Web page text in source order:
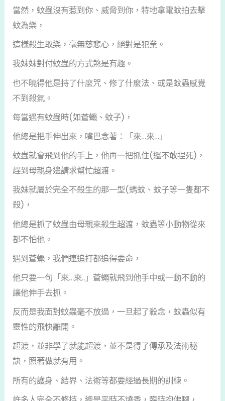
當然，蚊蟲沒有惹到你、威脅到你，特地拿電蚊拍去擊
蚊為樂，
這樣殺生取樂，毫無慈悲心，絕對是犯業。
我妹妹對付蚊蟲的方式煞是有趣。
也不曉得他是持了什麼咒、修了什麼法、或是蚊蟲感覺
不到殺氣。
每當遇有蚊蟲時(如蒼蠅、蚊子)，
他總是把手伸出來，嘴巴念著：「來…來…」
蚊蟲就會飛到他的手上，他再一把抓住(還不敢捏死)，
趕到母親身邊請求幫忙超渡。
我妹就屬於完全不殺生的那一型(螞蚊、蚊子等一隻都不
殺)，
他總是抓了蚊蟲由母親來殺生超渡，蚊蟲等小動物從來
都不怕他。
遇到蒼蠅，我們連追打都追得要命，
他只要一句「來…來..」蒼蠅就飛到他手中或一動不動的
讓他伸手去抓。
反而是我面對蚊蟲毫不放過，一旦起了殺念，蚊蟲似有
靈性的飛快離開。
超渡，並非學了就能超渡，並不是得了傳承及法術秘
訣，照著做就有用。
所有的護身、結界、法術等都要經過長期的訓練。